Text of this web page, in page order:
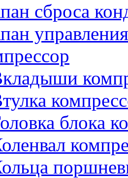
сброса
управления
блока